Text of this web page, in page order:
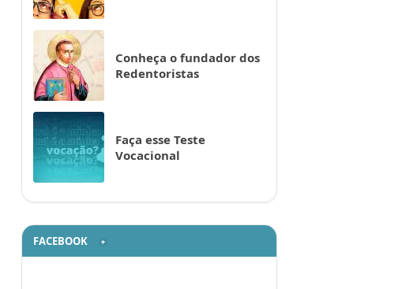
Conheça o fundador dos
Redentoristas
Faça esse Teste
Vocacional
FACEBOOK